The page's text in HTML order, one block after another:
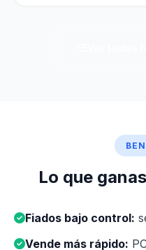
Lo que
Fiados bajo control:
Vende más rápido: